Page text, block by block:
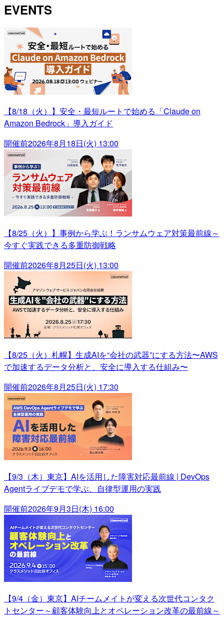
EVENTS
【8/18（火）】安全・最短ルートで始める「Claude on
Amazon Bedrock」導入ガイド
開催前2026年8月18日(火) 13:00
【8/25（火）】事例から学ぶ！ランサムウェア対策最前線～
今すぐ実践できる多重防御戦略
開催前2026年8月25日(火) 13:00
【8/25（火）札幌】生成AIを“会社の武器”にする方法〜AWS
で加速するデータ分析と、安全に導入する仕組み〜
開催前2026年8月25日(火) 17:30
【9/3（木）東京】AIを活用した障害対応最前線 | DevOps
Agentライブデモで学ぶ、自律型運用の実践
開催前2026年9月3日(木) 16:00
【9/4（金）東京】AIチームメイトが変える次世代コンタク
トセンター～顧客体験向上とオペレーション改革の最前線～